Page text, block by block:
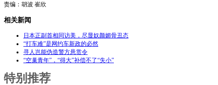
责编：胡波 崔欣
相关新闻
日本正副首相同访美，尽显奴颜媚骨丑态
“打车难”是网约车新政的必然
寻人岂能伪造警方悬赏令
“空巢青年”，“得大”补偿不了“失小”
特别推荐